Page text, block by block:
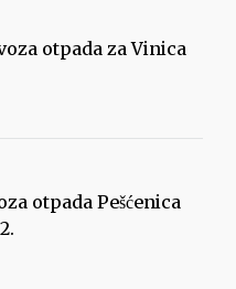
otpada za Vinica
otpada Pešćenica